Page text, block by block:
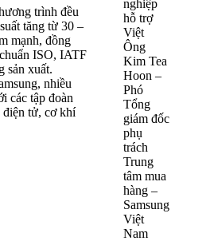
trình đều
tăng từ 30 –
mạnh, đồng
ISO, IATF
sản xuất.
nhiều
các tập đoàn
điện tử, cơ khí
Ông
Kim Tea
Hoon –
Phó
Tổng
giám đốc
phụ
trách
Trung
tâm mua
hàng –
Samsung
Việt
Nam